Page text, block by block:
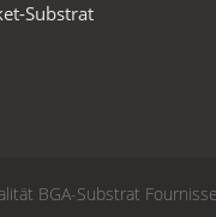
Substrat
BGA-Substrat